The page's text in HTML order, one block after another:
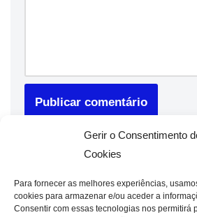
Gerir o Consentimento
Cookies
Para fornecer as melhores experiências,
cookies para armazenar e/ou aceder a
Consentir com essas tecnologias nos permitirá